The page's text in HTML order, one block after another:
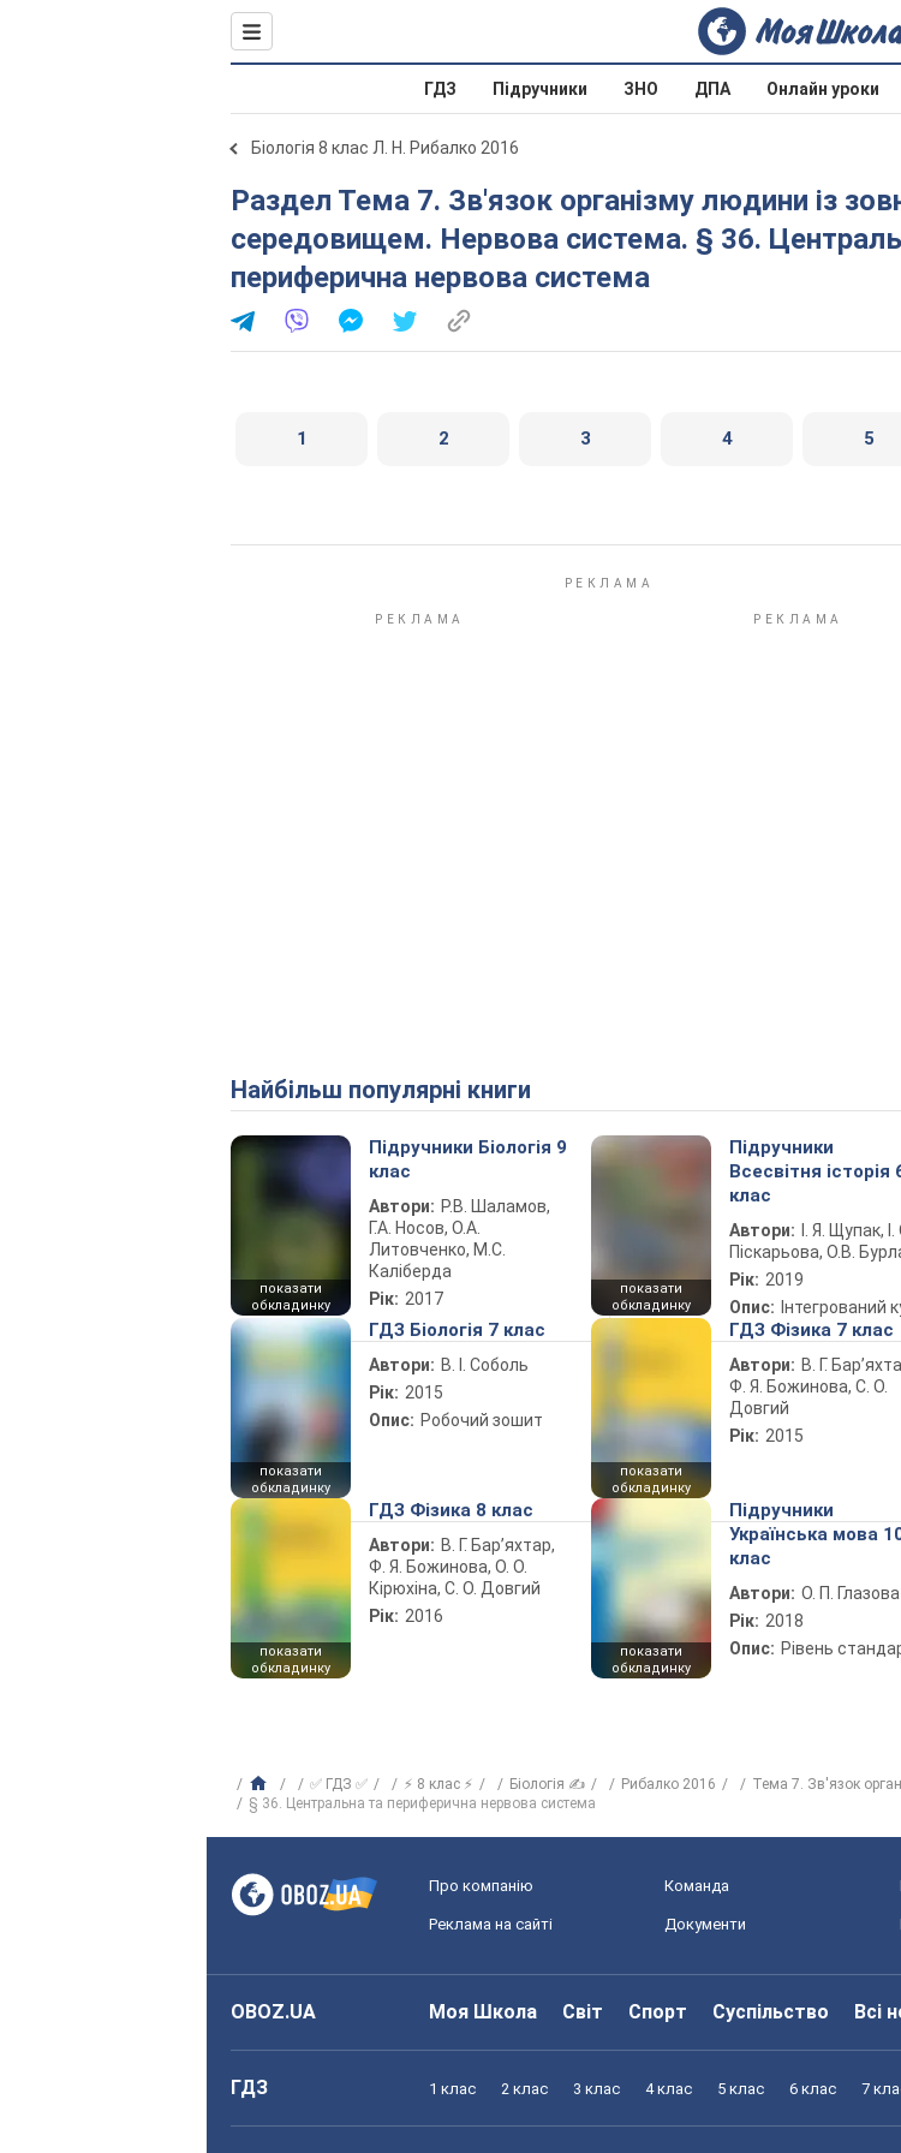
ГДЗ Підручники ЗНО ДПА Онлайн уроки
Біологія 8 клас Л. Н. Рибалко 2016
Раздел Тема 7. Зв'язок організму людини із зовнішнім
середовищем. Нервова система. § 36.
периферична нервова система
1 2 3 4 5
Найбільш популярні книги
показати
обкладинку
Підручники Біологія 9
клас
Автори: Р.В. Шаламов,
Г.А. Носов, О.А.
Литовченко, М.С.
Каліберда
Рік: 2017
показати
обкладинку
Підручники
Всесвітня історія
клас
Автори:
І. Я. Щупак, І.
Піскарьова, О.В.
Рік: 2019
Опис: Інтегрований
показати
обкладинку
ГДЗ Біологія 7 клас
Автори: В. І. Соболь
Рік: 2015
Опис: Робочий зошит
показати
обкладинку
ГДЗ Фізика 7 клас
Автори: В. Г.
Ф. Я. Божинова, С. О.
Довгий
Рік: 2015
показати
обкладинку
ГДЗ Фізика 8 клас
Автори: В. Г. Бар’яхтар,
Ф. Я. Божинова, О. О.
Кірюхіна, С. О. Довгий
Рік: 2016
показати
обкладинку
Підручники
Українська мова
клас
Автори: О. П. Глазова
Рік: 2018
Опис: Рівень
✅ ГДЗ ✅ ⚡ 8 клас ⚡ Біологія ✍ Рибалко 2016
Тема 7. Зв'язок
§ 36. Центральна та периферична нервова система
Про компанію Команда
Реклама на сайті Документи
OBOZ.UA Моя Школа Світ Спорт Суспільство Всі
ГДЗ 1 клас 2 клас 3 клас 4 клас 5 клас 6 клас 7